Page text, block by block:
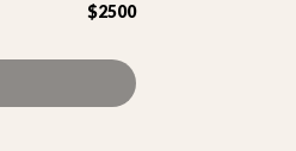
$2500